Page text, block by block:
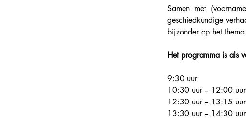
Samen met
geschiedkundige
bijzonder op het thema
Het programma is als
9:30 uur
10:30 uur – 12:00 uur
12:30 uur – 13:15 uur
13:30 uur – 14:30 uur